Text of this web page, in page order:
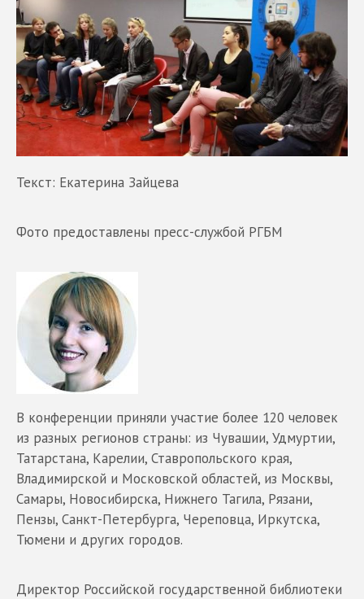
Текст: Екатерина Зайцева
Фото предоставлены пресс-службой РГБМ
В конференции приняли участие более 120 человек
из разных регионов страны: из Чувашии, Удмуртии,
Татарстана, Карелии, Ставропольского края,
Владимирской и Московской областей, из Москвы,
Самары, Новосибирска, Нижнего Тагила, Рязани,
Пензы, Санкт-Петербурга, Череповца, Иркутска,
Тюмени и других городов.
Директор Российской государственной библиотеки